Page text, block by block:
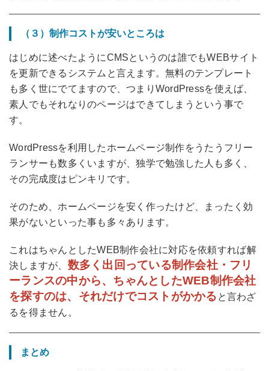
（３）制作コストが安いところは
はじめに述べたようにCMSというのは誰でもWEBサイト
を更新できるシステムと言えます。無料のテンプレート
も多く世にでてますので、つまりWordPressを使えば、
素人でもそれなりのページはできてしまうという事で
す。
WordPressを利用したホームページ制作をうたうフリー
ランサーも数多くいますが、独学で勉強した人も多く、
その完成度はピンキリです。
そのため、ホームページを安く作ったけど、まったく効
果がないといった事も多々あります。
これはちゃんとしたWEB制作会社に対応を依頼すれば解
決しますが、 数多く出回っている制作会社・フリ
ーランスの中から、ちゃんとしたWEB制作会社
を探すのは、それだけでコストがかかる と言わざ
るを得ません。
まとめ